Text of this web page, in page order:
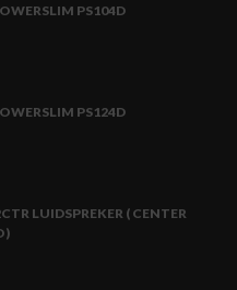
PS104D
PS124D
LUIDSPREKER ( CENTER